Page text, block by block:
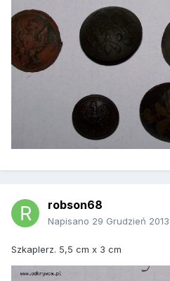
robson68
Napisano 29 Grudzień 2013
Szkaplerz. 5,5 cm x 3 cm